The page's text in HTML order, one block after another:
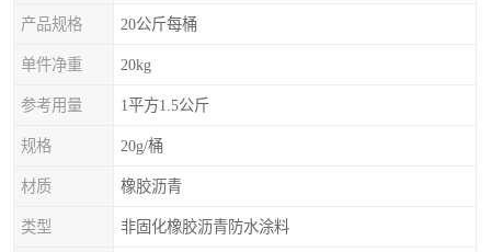
产品规格 20公斤每桶
单件净重 20kg
参考用量 1平方1.5公斤
规格 20g/桶
材质 橡胶沥青
类型 非固化橡胶沥青防水涂料